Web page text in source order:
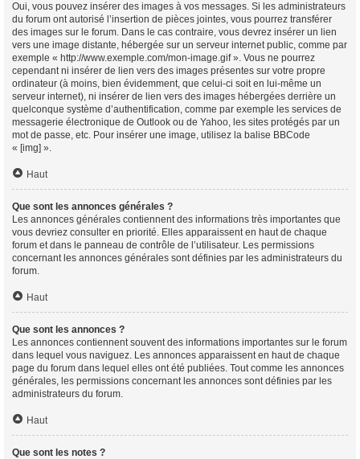
Oui, vous pouvez insérer des images à vos messages. Si les administrateurs
du forum ont autorisé l’insertion de pièces jointes, vous pourrez transférer
des images sur le forum. Dans le cas contraire, vous devrez insérer un lien
vers une image distante, hébergée sur un serveur internet public, comme par
exemple « http://www.exemple.com/mon-image.gif ». Vous ne pourrez
cependant ni insérer de lien vers des images présentes sur votre propre
ordinateur (à moins, bien évidemment, que celui-ci soit en lui-même un
serveur internet), ni insérer de lien vers des images hébergées derrière un
quelconque système d’authentification, comme par exemple les services de
messagerie électronique de Outlook ou de Yahoo, les sites protégés par un
mot de passe, etc. Pour insérer une image, utilisez la balise BBCode
« [img] ».
Haut
Que sont les annonces générales ?
Les annonces générales contiennent des informations très importantes que
vous devriez consulter en priorité. Elles apparaissent en haut de chaque
forum et dans le panneau de contrôle de l’utilisateur. Les permissions
concernant les annonces générales sont définies par les administrateurs du
forum.
Haut
Que sont les annonces ?
Les annonces contiennent souvent des informations importantes sur le forum
dans lequel vous naviguez. Les annonces apparaissent en haut de chaque
page du forum dans lequel elles ont été publiées. Tout comme les annonces
générales, les permissions concernant les annonces sont définies par les
administrateurs du forum.
Haut
Que sont les notes ?